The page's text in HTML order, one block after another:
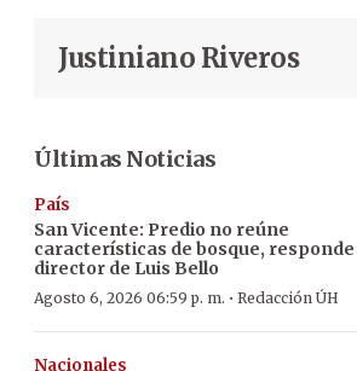
Justiniano Riveros
Últimas Noticias
País
San Vicente: Predio no reúne
características de bosque, responde
director de Luis Bello
Agosto 6, 2026 06:59 p. m. · Redacción ÚH
Nacionales